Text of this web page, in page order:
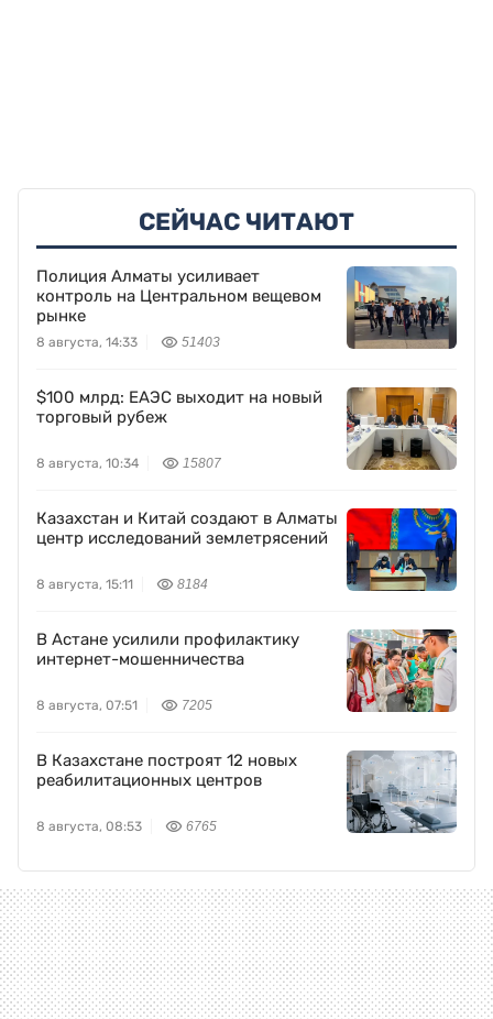
СЕЙЧАС ЧИТАЮТ
Полиция Алматы усиливает
контроль на Центральном вещевом
рынке
8 августа, 14:33 51403
$100 млрд: ЕАЭС выходит на новый
торговый рубеж
8 августа, 10:34 15807
Казахстан и Китай создают в Алматы
центр исследований землетрясений
8 августа, 15:11 8184
В Астане усилили профилактику
интернет-мошенничества
8 августа, 07:51 7205
В Казахстане построят 12 новых
реабилитационных центров
8 августа, 08:53 6765